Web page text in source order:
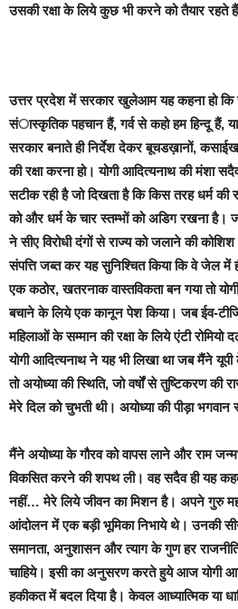
उसकी रक्षा के लिये कुछ भी करने को तैयार रहते
उत्तर प्रदेश में सरकार खुलेआम यह कहना हो कि
संास्कृतिक पहचान हैं, गर्व से कहो हम हिन्दू हैं,
सरकार बनाते ही निर्देश देकर बूचडख़ानों,
की रक्षा करना हो। योगी आदित्यनाथ की मंशा
सटीक रही है जो दिखता है कि किस तरह धर्म की
को और धर्म के चार स्तम्भों को अडिग रखना है।
ने सीए विरोधी दंगों से राज्य को जलाने की
संपत्ति जब्त कर यह सुनिश्चित किया कि वे जेल
एक कठोर, खतरनाक वास्तविकता बन गया तो
बचाने के लिये एक कानून पेश किया। जब ईव-
महिलाओं के सम्मान की रक्षा के लिये एंटी
योगी आदित्यनाथ ने यह भी लिखा था जब मैंने
तो अयोध्या की स्थिति, जो वर्षों से तुष्टिकरण की
मेरे दिल को चुभती थी। अयोध्या की पीड़ा
मैंने अयोध्या के गौरव को वापस लाने और राम
विकसित करने की शपथ ली। वह सदैव ही यह कहते
नहीं… मेरे लिये जीवन का मिशन है। अपने गुरु
आंदोलन में एक बड़ी भूमिका निभाये थे। उनकी
समानता, अनुशासन और त्याग के गुण हर
चाहिये। इसी का अनुसरण करते हुये आज योगी
हकीकत में बदल दिया है। केवल आध्यात्मिक या